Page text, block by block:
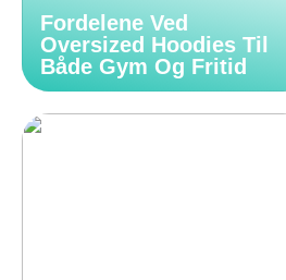
Fordelene Ved
Oversized Hoodies Til
Både Gym Og Fritid